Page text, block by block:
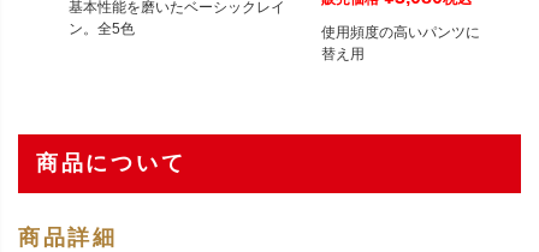
基本性能を磨いたベーシックレイ
ン。全5色
使用頻度の高いパンツにうれしい
替え用
商品について
商品詳細